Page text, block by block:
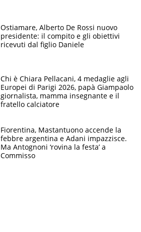
Ostiamare, Alberto De Rossi nuovo
presidente: il compito e gli obiettivi
ricevuti dal figlio Daniele
Chi è Chiara Pellacani, 4 medaglie agli
Europei di Parigi 2026, papà Giampaolo
giornalista, mamma insegnante e il
fratello calciatore
Fiorentina, Mastantuono accende la
febbre argentina e Adani impazzisce.
Ma Antognoni ‘rovina la festa’ a
Commisso